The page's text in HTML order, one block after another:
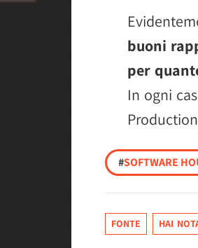
buoni
per
In ogni
#SOFTWARE
FONTE HAI